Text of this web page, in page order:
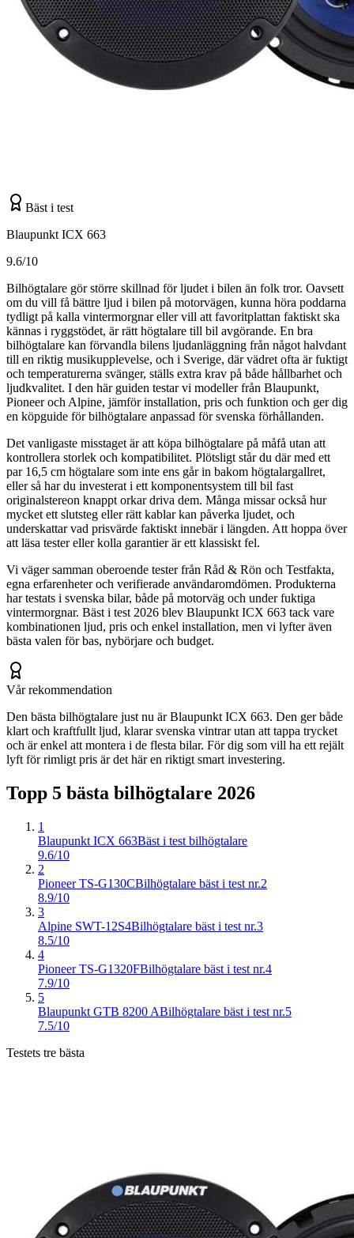
Bäst i test
Blaupunkt ICX 663
9.6/10
Bilhögtalare gör större skillnad för ljudet i bilen än folk tror. Oavsett
om du vill få bättre ljud i bilen på motorvägen, kunna höra poddarna
tydligt på kalla vintermorgnar eller vill att favoritplattan faktiskt ska
kännas i ryggstödet, är rätt högtalare till bil avgörande. En bra
bilhögtalare kan förvandla bilens ljudanläggning från något halvdant
till en riktig musikupplevelse, och i Sverige, där vädret ofta är fuktigt
och temperaturerna svänger, ställs extra krav på både hållbarhet och
ljudkvalitet. I den här guiden testar vi modeller från Blaupunkt,
Pioneer och Alpine, jämför installation, pris och funktion och ger dig
en köpguide för bilhögtalare anpassad för svenska förhållanden.
Det vanligaste misstaget är att köpa bilhögtalare på måfå utan att
kontrollera storlek och kompatibilitet. Plötsligt står du där med ett
par 16,5 cm högtalare som inte ens går in bakom högtalargallret,
eller så har du investerat i ett komponentsystem till bil fast
originalstereon knappt orkar driva dem. Många missar också hur
mycket ett slutsteg eller rätt kablar kan påverka ljudet, och
underskattar vad prisvärde faktiskt innebär i längden. Att hoppa över
att läsa tester eller kolla garantier är ett klassiskt fel.
Vi väger samman oberoende tester från Råd & Rön och Testfakta,
egna erfarenheter och verifierade användaromdömen. Produkterna
har testats i svenska bilar, både på motorväg och under fuktiga
vintermorgnar. Bäst i test 2026 blev Blaupunkt ICX 663 tack vare
kombinationen ljud, pris och enkel installation, men vi lyfter även
bästa valen för bas, nybörjare och budget.
Vår rekommendation
Den bästa bilhögtalare just nu är Blaupunkt ICX 663. Den ger både
klart och kraftfullt ljud, klarar svenska vintrar utan att tappa trycket
och är enkel att montera i de flesta bilar. För dig som vill ha ett rejält
lyft för rimligt pris är det här en riktigt smart investering.
Topp 5 bästa bilhögtalare 2026
1
Blaupunkt ICX 663Bäst i test bilhögtalare
9.6/10
2
Pioneer TS-G130CBilhögtalare bäst i test nr.2
8.9/10
3
Alpine SWT-12S4Bilhögtalare bäst i test nr.3
8.5/10
4
Pioneer TS-G1320FBilhögtalare bäst i test nr.4
7.9/10
5
Blaupunkt GTB 8200 ABilhögtalare bäst i test nr.5
7.5/10
Testets tre bästa